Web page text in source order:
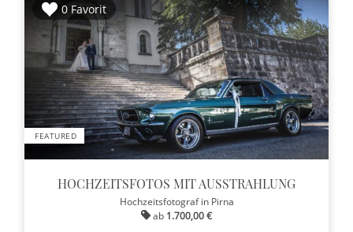
0 Favorit
FEATURED
HOCHZEITSFOTOS MIT AUSSTRAHLUNG
Hochzeitsfotografin Pirna
ab 1.700,00 €